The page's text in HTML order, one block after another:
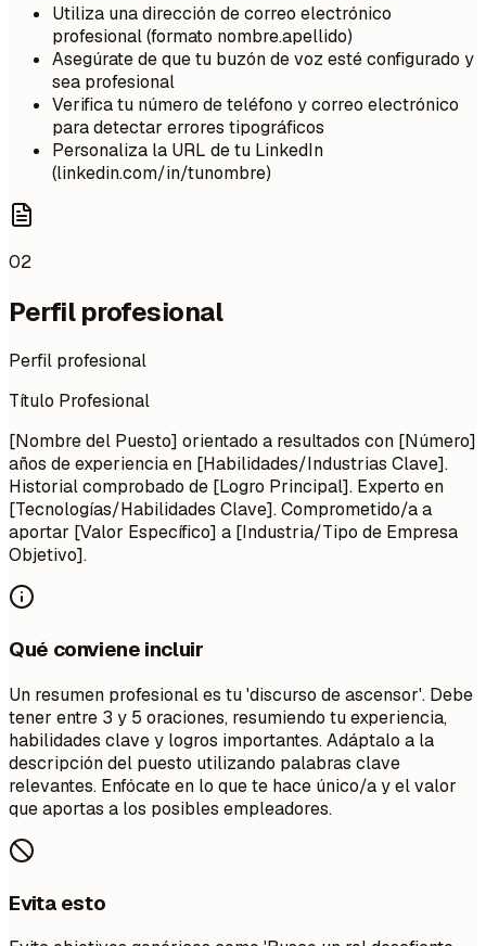
Utiliza una dirección de correo electrónico
profesional (formato nombre.apellido)
Asegúrate de que tu buzón de voz esté configurado y
sea profesional
Verifica tu número de teléfono y correo electrónico
para detectar errores tipográficos
Personaliza la URL de tu LinkedIn
(linkedin.com/in/tunombre)
02
Perfil profesional
Perfil profesional
Título Profesional
[Nombre del Puesto] orientado a resultados con [Número]
años de experiencia en [Habilidades/Industrias Clave].
Historial comprobado de [Logro Principal]. Experto en
[Tecnologías/Habilidades Clave]. Comprometido/a a
aportar [Valor Específico] a [Industria/Tipo de Empresa
Objetivo].
Qué conviene incluir
Un resumen profesional es tu 'discurso de ascensor'. Debe
tener entre 3 y 5 oraciones, resumiendo tu experiencia,
habilidades clave y logros importantes. Adáptalo a la
descripción del puesto utilizando palabras clave
relevantes. Enfócate en lo que te hace único/a y el valor
que aportas a los posibles empleadores.
Evita esto